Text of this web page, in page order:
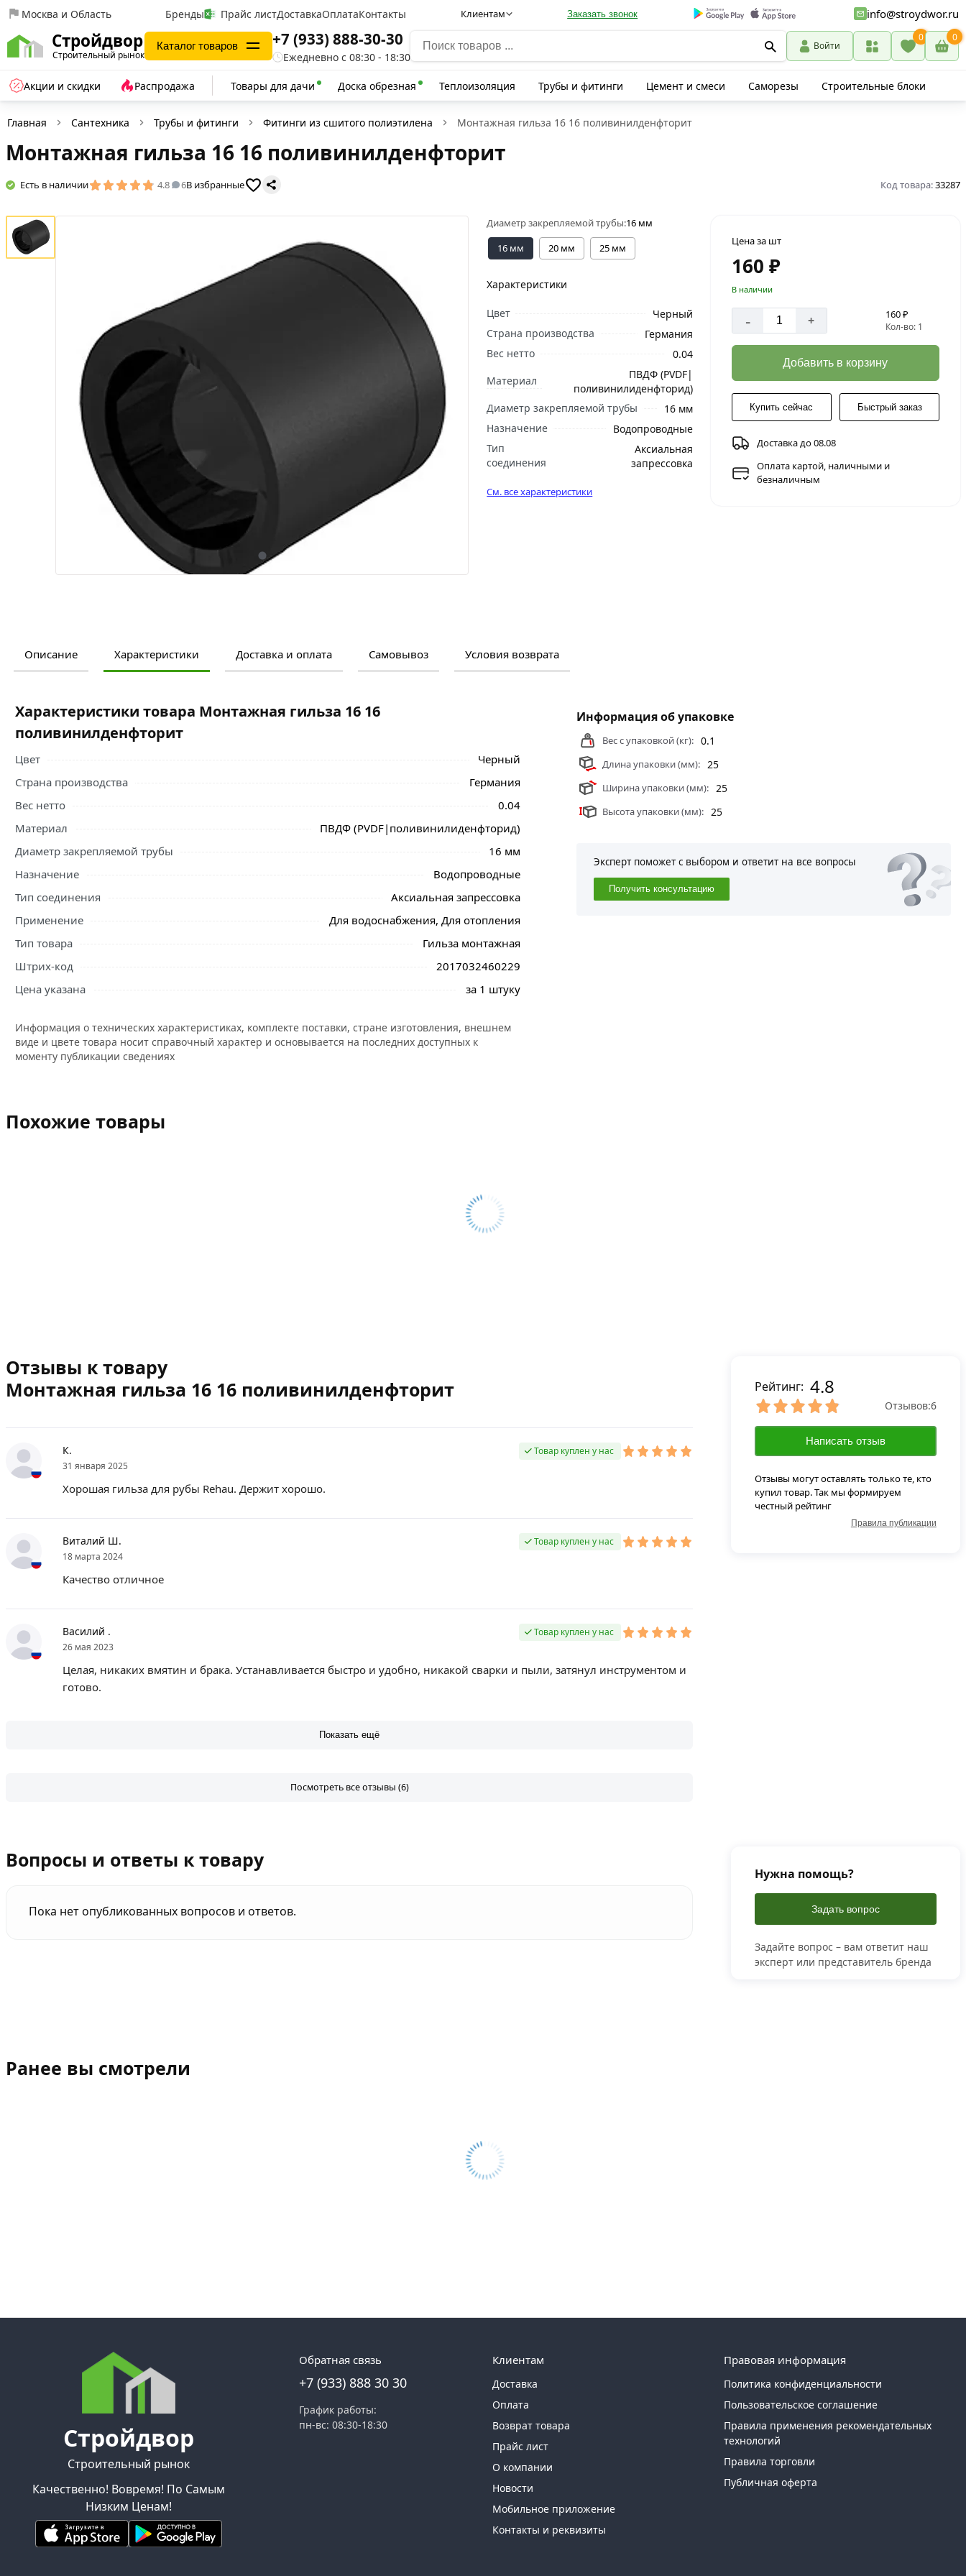
Москва и Область Бренды Прайс листДоставкаОплатаКонтакты Клиентам Заказать звонок info@stroydwor.ru
Стройдвор
Строительный рынок
Каталог товаров +7 (933) 888-30-30
Ежедневно с 08:30 - 18:30
Войти
0 0
Акции и скидки Распродажа Товары для дачи Доска обрезная Теплоизоляция Трубы и фитинги Цемент и смеси Саморезы Строительные блоки
Главная Сантехника Трубы и фитинги Фитинги из сшитого полиэтилена Монтажная гильза 16 16 поливинилденфторит
Монтажная гильза 16 16 поливинилденфторит
Есть в наличии 4.8 6В избранные Код товара:33287
Диаметр закрепляемой трубы:16 мм
16 мм
20 мм 25 мм
Характеристики
Цвет
Черный
Страна производства
Германия
Вес нетто
0.04
Материал
ПВДФ (PVDF|
поливинилиденфторид)
Диаметр закрепляемой трубы
16 мм
Назначение
Водопроводные
Тип
соединения
Аксиальная
запрессовка
См. все характеристики
Цена за шт
160 ₽
В наличии
- + 160 ₽
Кол-во: 1
Добавить в корзину
Купить сейчас Быстрый заказ
Доставка до 08.08
Оплата картой, наличными и
безналичным
Описание Характеристики Доставка и оплата Самовывоз Условия возврата
Ознакомьтесь с подробными характеристиками, описанием и отзывами о товаре, чтобы сделать
Условия доставки и цены на товар Монтажная гильза 16 16 поливинилденфторит из категории
Фитинги из сшитого полиэтилена
Характеристики товара Монтажная гильза 16 16
поливинилденфторит
Цвет
Черный
Страна производства
Германия
Вес нетто
0.04
Материал
ПВДФ (PVDF|поливинилиденфторид)
Диаметр закрепляемой трубы
16 мм
Назначение
Водопроводные
Тип соединения
Аксиальная запрессовка
Применение
Для водоснабжения, Для отопления
Тип товара
Гильза монтажная
Штрих-код
2017032460229
Цена указана
за 1 штуку
Информация о технических характеристиках, комплекте поставки, стране изготовления, внешнем
виде и цвете товара носит справочный характер и основывается на последних доступных к
моменту публикации сведениях
Информация об упаковке
Вес с упаковкой (кг): 0.1
Длина упаковки (мм): 25
Ширина упаковки (мм): 25
Высота упаковки (мм): 25
Эксперт поможет с выбором и ответит на все вопросы
Получить консультацию
Похожие товары
Отзывы к товару
Монтажная гильза 16 16 поливинилденфторит
К.
31 января 2025
Товар куплен у нас
Хорошая гильза для рубы Rehau. Держит хорошо.
Виталий Ш.
18 марта 2024
Товар куплен у нас
Качество отличное
Василий .
26 мая 2023
Товар куплен у нас
Целая, никаких вмятин и брака. Устанавливается быстро и удобно, никакой сварки и пыли, затянул инструментом и
готово.
Показать ещё
Посмотреть все отзывы (6)
Рейтинг: 4.8
Отзывов:6
Написать отзыв
Отзывы могут оставлять только те, кто
купил товар. Так мы формируем
честный рейтинг
Правила публикации
Вопросы и ответы к товару
Пока нет опубликованных вопросов и ответов.
Нужна помощь?
Задать вопрос
Задайте вопрос – вам ответит наш
эксперт или представитель бренда
Ранее вы смотрели
Стройдвор
Строительный рынок
Качественно! Вовремя! По Самым
Низким Ценам!
Обратная связь
+7 (933) 888 30 30
График работы:
пн-вс: 08:30-18:30
Клиентам
Доставка
Оплата
Возврат товара
Прайс лист
О компании
Новости
Мобильное приложение
Контакты и реквизиты
Правовая информация
Политика конфиденциальности
Пользовательское соглашение
Правила применения рекомендательных
технологий
Правила торговли
Публичная оферта